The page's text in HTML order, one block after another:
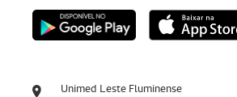
Unimed Leste Fluminense